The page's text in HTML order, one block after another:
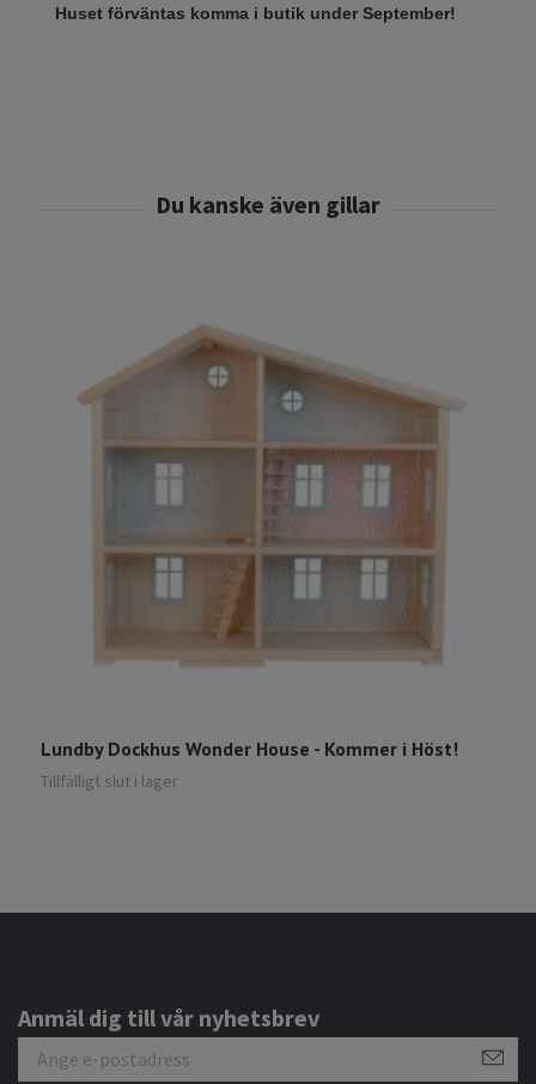
Huset förväntas komma i butik under September!
Lundby Dockhus Wonder House - Kommer i Höst!
Tillfälligt slut i lager
Anmäl dig till vår nyhetsbrev